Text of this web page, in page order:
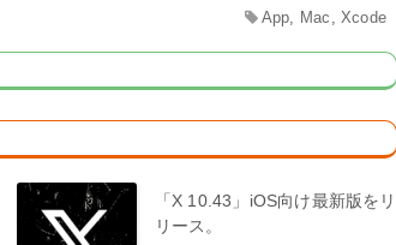
App, Mac , Xcode
「X 10.43」iOS向け最新版をリ
リース。